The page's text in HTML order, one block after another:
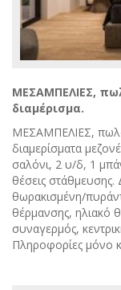
ΜΕΣΑΜΠΕΛΙΕΣ,
διαμέρισμα.
ΜΕΣΑΜΠΕΛΙΕΣ,
διαμερίσματα
σαλόνι, 2 υ/δ, 1
θέσεις στάθμευσης.
θωρακισμένη/
θέρμανσης, ηλιακό
συναγερμός,
Πληροφορίες μόνο